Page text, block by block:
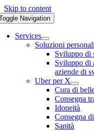
Skip to content
Navigation
Services
Soluzioni
Sviluppo di
Sviluppo di
aziende di
Uber per X
Cura di
Consegna
Idoneità
Consegna
Sanità